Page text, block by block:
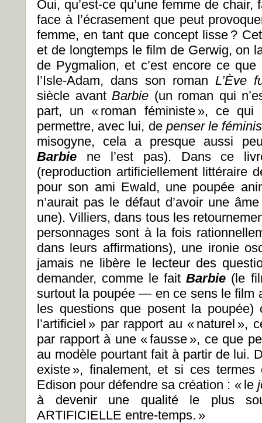
Oui, qu’est-ce qu’une femme de
face à l’écrasement que peut
femme, en tant que concept lisse ?
et de longtemps le film de Gerwig, on
de Pygmalion, et c’est encore ce
l’Isle-Adam, dans son roman L’Ève
siècle avant Barbie (un roman qui
part, un « roman féministe », ce qui
permettre, avec lui, de penser le
misogyne, cela a presque aussi
Barbie ne l’est pas). Dans ce
(reproduction artificiellement littéraire
pour son ami Ewald, une poupée
n’aurait pas le défaut d’avoir une
une). Villiers, dans tous les
personnages sont à la fois
dans leurs affirmations), une ironie
jamais ne libère le lecteur des
demander, comme le faitBarbie (le
surtout la poupée— en ce sens le film
les questions que posent la
l’artificiel » par rapport au « naturel »,
par rapport à une « fausse », ce que
au modèle pourtant fait à partir de lui.
existe », finalement, et si ces
Edison pour défendre sa création : « le
à devenir une qualité le plus
ARTIFICIELLE entre-temps. »